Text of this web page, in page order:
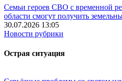
Семьи героев СВО с временной
области смогут получить
30.07.2026 13:05
Новости рубрики
Острая ситуация